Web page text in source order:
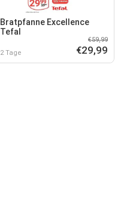
Bratpfanne Excellence
Tefal
2 Tage
€59,99
€29,99